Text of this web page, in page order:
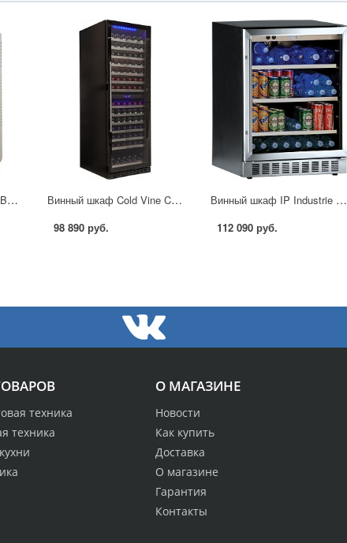
Винный шкаф Cold Vine BCW-25C в Москве Винный шкаф Cold Vine C154-KBT2 в Москве
98 890 руб.
Винный шкаф IP Industrie BC 45 A в Москве
112 090 руб.
О МАГАЗИНЕ
Новости
Как купить
Доставка
О магазине
Гарантия
Контакты
техника
техника